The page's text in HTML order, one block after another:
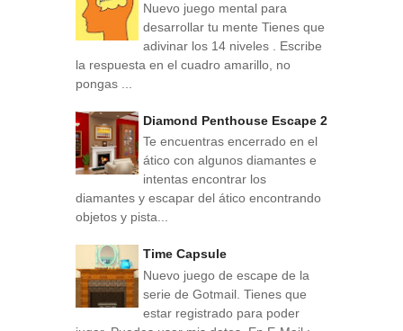
Nuevo juego mental para
desarrollar tu mente Tienes que
adivinar los 14 niveles . Escribe
la respuesta en el cuadro amarillo, no
pongas ...
Diamond Penthouse Escape 2
Te encuentras encerrado en el
ático con algunos diamantes e
intentas encontrar los
diamantes y escapar del ático encontrando
objetos y pista...
Time Capsule
Nuevo juego de escape de la
serie de Gotmail. Tienes que
estar registrado para poder